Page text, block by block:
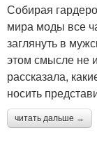
Собирая
мира моды все
заглянуть в
этом смысле не
рассказала,
носить
читать дальше →